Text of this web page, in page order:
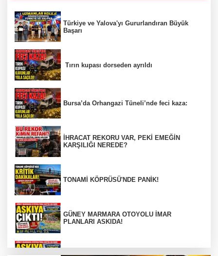
Türkiye ve Yalova'yı Gururlandıran Büyük
Başarı
Tırın kupası dorseden ayrıldı
Bursa’da Orhangazi Tüneli’nde feci kaza:
İHRACAT REKORU VAR, PEKİ EMEĞİN
KARŞILIĞI NEREDE?
TONAMİ KÖPRÜSÜ'NDE PANİK!
GÜNEY MARMARA OTOYOLU İMAR
PLANLARI ASKIDA!